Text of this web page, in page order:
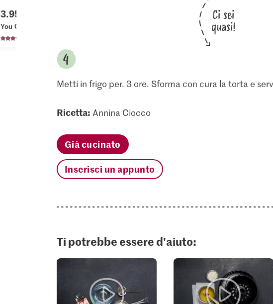
3.95
You Cookies Chocolate
M-Classic IP-SUISSE
Zucchero fine
cristallizzato Cristal
1145
Ci sei
quasi!
Metti in frigo per. 3 ore. Sforma con cura la torta e
Ricetta: Annina Ciocco
Già cucinato
Inserisci un appunto
Ti potrebbe essere d'aiuto: